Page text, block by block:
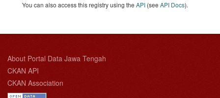
You can also access this registry using the API (see API Docs).
About Portal Data Jawa Tengah
CKAN API
CKAN Association